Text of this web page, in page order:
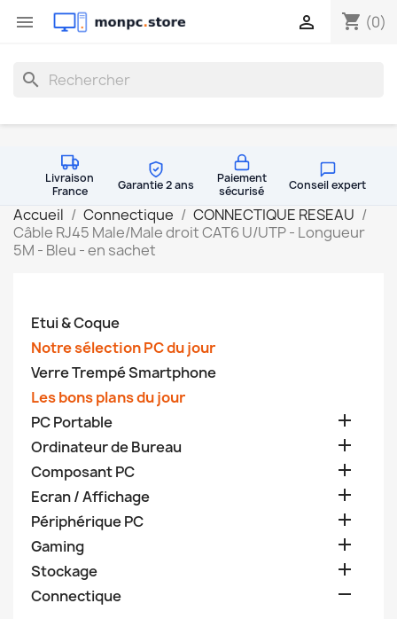
 shopping_cart (0)

search
Livraison
France
Garantie 2 ans
Paiement
sécurisé
Conseil expert
Accueil Connectique
CONNECTIQUE RESEAU
Câble RJ45 Male/Male droit CAT6 U/UTP - Longueur
5M - Bleu - en sachet
Etui & Coque
Notre sélection PC du jour
Verre Trempé Smartphone
Les bons plans du jour
PC Portable

Ordinateur de Bureau 
Composant PC 
Ecran / Affichage 
Périphérique PC 
Gaming 
Stockage 
Connectique 